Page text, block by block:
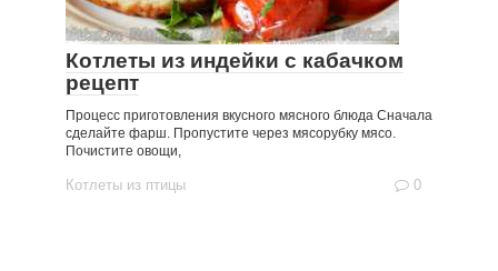
Котлеты из индейки с кабачком
рецепт
Процесс приготовления вкусного мясного блюда Сначала
сделайте фарш. Пропустите через мясорубку мясо.
Почистите овощи,
Котлеты из птицы 0